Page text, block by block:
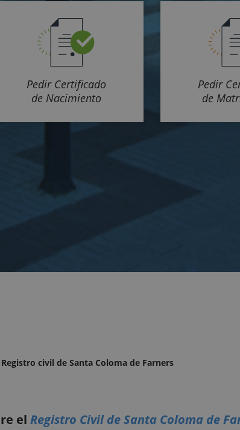
Pedir Certificado
de Nacimiento
Pedir
de
Registro civil de Santa Coloma de Farners
el Registro Civil de Santa Coloma de